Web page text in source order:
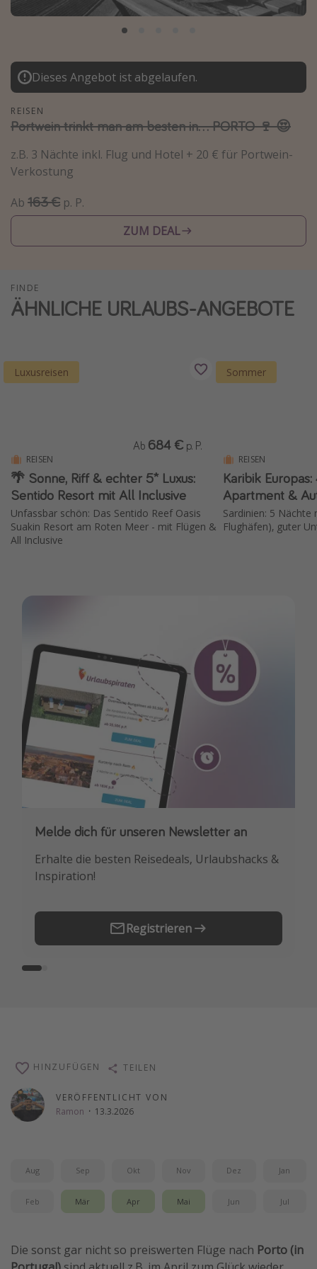
Normandie Urlaub
St. Lucia Urlaub
Kefalonia Urlaub
Krabi Urlaub
Tulum Urlaub
Sri Lanka Rundreise
Japan Rundreise
Reisethemen
Alle Reisethemen
Disneyland Paris
Roadtrips
Singlereisen
Strandurlaub
Hotels am Achensee
Weitere Themen
Reise Journal
Bahnreisen in der Schweiz
Travel Know How
Silvesterreisen
Last Minute Urlaub Mallorca
Last Minute Urlaub Deutschland
Dieses Angebot ist abgelaufen.
REISEN
Portwein trinkt man am besten in... PORTO 🍷 😍
z.B. 3 Nächte inkl. Flug und Hotel + 20 € für Portwein-
Verkostung
Ab 163 € p. P.
ZUM DEAL
FINDE
ÄHNLICHE URLAUBS-ANGEBOTE
Luxusreisen
REISEN
🌴 Sonne, Riff & echter 5* Luxus:
Sentido Resort mit All Inclusive
Unfassbar schön: Das Sentido Reef Oasis
Suakin Resort am Roten Meer - mit Flügen &
All Inclusive
Ab 684 € p. P.
Sommer
REISEN
Karibik
Sardinien: 5 Nächte
Flughäfen), guter
Melde dich für unseren Newsletter an
Erhalte die besten Reisedeals, Urlaubshacks &
Inspiration!
Registrieren
Downloade unsere App
Buche die besten Reiseschnäppchen als
Erstes.
VERÖFFENTLICHT VON
Ramon · 13.3.2026
HINZUFÜGEN TEILEN
Aug Sep Okt Nov Dez Jan
Feb Mär Apr Mai Jun Jul
Die sonst gar nicht so preiswerten Flüge nach Porto (in